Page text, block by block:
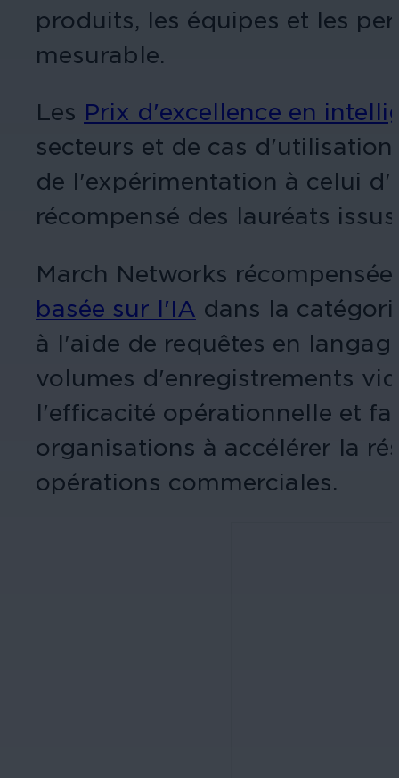
produits, les équipes et les
mesurable.
Les Prix d'excellence en
secteurs et de cas
de l'expérimentation à celui
récompensé des lauréats
March Networks
basée sur l'IA dans la
à l'aide de requêtes en
volumes d'enregistrements
l'efficacité opérationnelle et
organisations à accélérer la
opérations commerciales.